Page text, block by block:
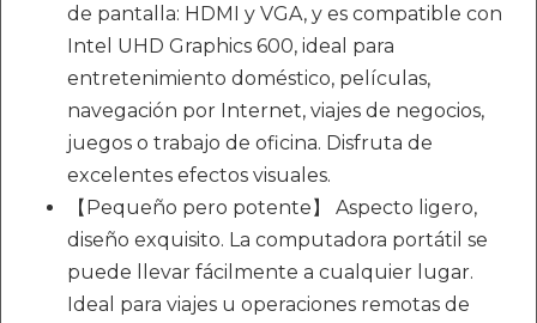
de pantalla: HDMI y VGA, y es compatible con
Intel UHD Graphics 600, ideal para
entretenimiento doméstico, películas,
navegación por Internet, viajes de negocios,
juegos o trabajo de oficina. Disfruta de
excelentes efectos visuales.
【Pequeño pero potente】 Aspecto ligero,
diseño exquisito. La computadora portátil se
puede llevar fácilmente a cualquier lugar.
Ideal para viajes u operaciones remotas de